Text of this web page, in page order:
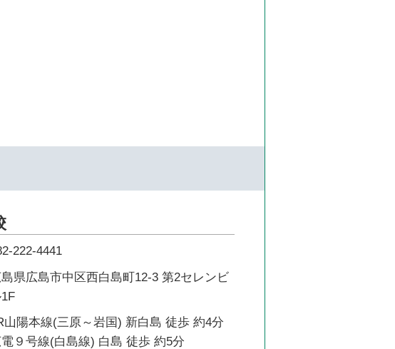
222-4441
県広島市中区西白島町12-3 第2セレンビ
山陽本線(三原～岩国) 新白島 徒歩 約4分
９号線(白島線) 白島 徒歩 約5分